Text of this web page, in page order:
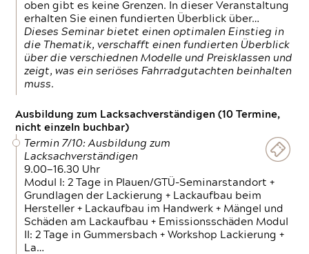
oben gibt es keine Grenzen. In dieser Veranstaltung
erhalten Sie einen fundierten Überblick über…
Dieses Seminar bietet einen optimalen Einstieg in
die Thematik, verschafft einen fundierten Überblick
über die verschiednen Modelle und Preisklassen und
zeigt, was ein seriöses Fahrradgutachten beinhalten
muss.
Ausbildung zum Lacksachverständigen (10 Termine,
nicht einzeln buchbar)
Termin 7/10: Ausbildung zum
Lacksachverständigen
9.00—16.30 Uhr
Modul I: 2 Tage in Plauen/GTÜ-Seminarstandort +
Grundlagen der Lackierung + Lackaufbau beim
Hersteller + Lackaufbau im Handwerk + Mängel und
Schäden am Lackaufbau + Emissionsschäden Modul
II: 2 Tage in Gummersbach + Workshop Lackierung +
La…